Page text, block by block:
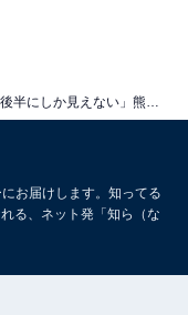
お届けします。知ってる
る、ネット発「知ら（な